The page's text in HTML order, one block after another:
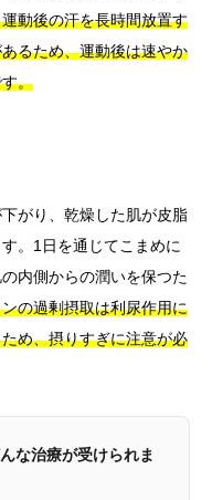
動後の汗を長時間放置す
るため、運動後は速やか
。
がり、乾燥した肌が皮脂
。1日を通じてこまめに
内側からの潤いを保つた
の過剰摂取は利尿作用に
め、摂りすぎに注意が必
な治療が受けられま